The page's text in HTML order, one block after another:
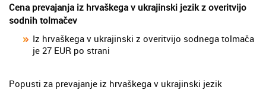
Cena prevajanja iz hrvaškega v ukrajinski jezik z overitvijo
sodnih tolmačev
Iz hrvaškega v ukrajinski z overitvijo sodnega tolmača
je 27 EUR po strani
Popusti za prevajanje iz hrvaškega v ukrajinski jezik